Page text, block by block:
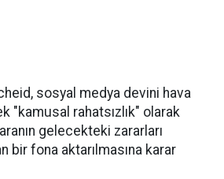
sosyal medya devini hava
"kamusal rahatsızlık" olarak
gelecekteki zararları
bir fona aktarılmasına karar